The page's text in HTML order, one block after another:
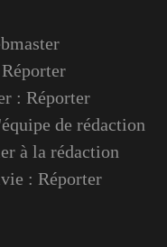
: Réporter
de rédaction
à la rédaction
: Réporter